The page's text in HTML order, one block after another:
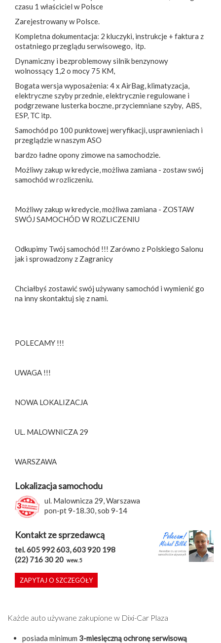
czasu 1 właściciel w Polsce
Zarejestrowany w Polsce.
Kompletna dokumentacja: 2 kluczyki, instrukcje + faktura z
ostatniego przeglądu serwisowego, itp.
Dynamiczny i bezproblemowy silnik benzynowy
wolnossący 1,2 o mocy 75 KM,
Bogata wersja wyposażenia: 4 x AirBag, klimatyzacja,
elektryczne szyby przednie, elektrycznie regulowane i
podgrzewane lusterka boczne, przyciemniane szyby, ABS,
ESP, TC itp.
Samochód po 100 punktowej weryfikacji, usprawnieniach i
przeglądzie w naszym ASO
bardzo ładne opony zimowe na samochodzie.
Możliwy zakup w kredycie, możliwa zamiana - zostaw swój
samochód w rozliczeniu.
Możliwy zakup w kredycie, możliwa zamiana - ZOSTAW
SWÓJ SAMOCHÓD W ROZLICZENIU
Odkupimy Twój samochód !!! Zarówno z Polskiego Salonu
jak i sprowadzony z Zagranicy
Chciałbyś zostawić swój używany samochód i wymienić go
na inny skontaktuj się z nami.
POLECAMY !!!
UWAGA !!!
NOWA LOKALIZACJA
UL. MALOWNICZA 29
WARSZAWA
Lokalizacja samochodu
ul. Malownicza 29, Warszawa
pon-pt 9-18.30, sob 9-14
Kontakt ze sprzedawcą
tel. 605 992 603, 603 920 198
(22) 716 30 20 wew. 5
ZAPYTAJ O SZCZEGÓŁY
Każde auto używane zakupione w Dixi-Car Plaza
posiada minimum 3-miesięczną ochronę serwisową